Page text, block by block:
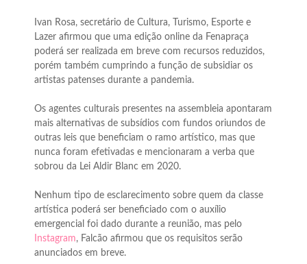
Ivan Rosa, secretário de Cultura, Turismo, Esporte e
Lazer afirmou que uma edição online da Fenapraça
poderá ser realizada em breve com recursos reduzidos,
porém também cumprindo a função de subsidiar os
artistas patenses durante a pandemia.
Os agentes culturais presentes na assembleia apontaram
mais alternativas de subsídios com fundos oriundos de
outras leis que beneficiam o ramo artístico, mas que
nunca foram efetivadas e mencionaram a verba que
sobrou da Lei Aldir Blanc em 2020.
Nenhum tipo de esclarecimento sobre quem da classe
artística poderá ser beneficiado com o auxílio
emergencial foi dado durante a reunião, mas pelo
Instagram, Falcão afirmou que os requisitos serão
anunciados em breve.